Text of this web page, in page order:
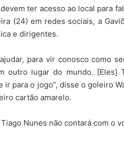
ter acesso ao local para
(24) em redes sociais, a
e dirigentes.
para vir conosco como
outro lugar do mundo. [Eles]
ir para o jogo”, disse o goleiro
cartão amarelo.
Nunes não contará com o